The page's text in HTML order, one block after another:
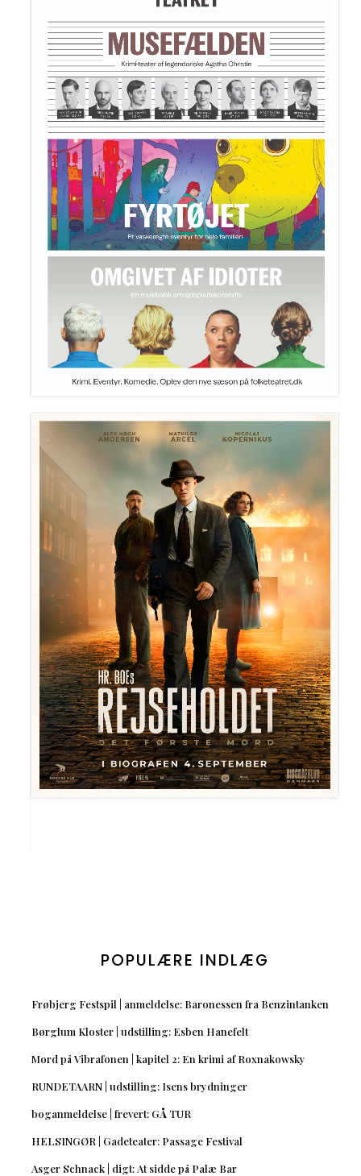
POPULÆRE INDLÆG
Frøbjerg Festspil | anmeldelse: Baronessen fra Benzintanken
Børglum Kloster | udstilling: Esben Hanefelt
Mord på Vibrafonen | kapitel 2: En krimi af Roxnakowsky
RUNDETAARN | udstilling: Isens brydninger
boganmeldelse | frevert: GÅ TUR
HELSINGØR | Gadeteater: Passage Festival
Asger Schnack | digt: At sidde på Palæ Bar